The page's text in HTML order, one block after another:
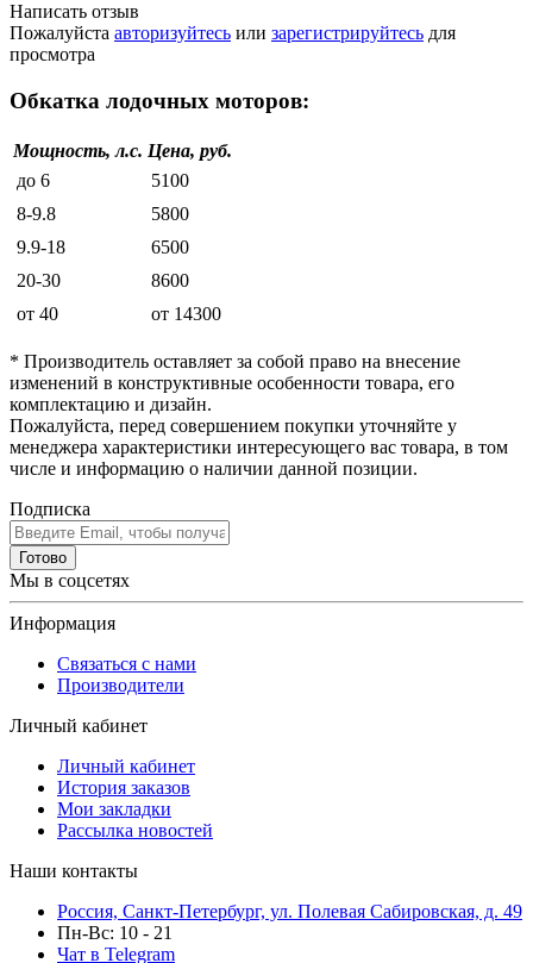
Написать отзыв
Пожалуйста авторизуйтесь или зарегистрируйтесь для
просмотра
Обкатка лодочных моторов:
Мощность, л.с. Цена, руб.
до 6
5100
8-9.8
5800
9.9-18
6500
20-30
8600
от 40
от 14300
* Производитель оставляет за собой право на внесение
изменений в конструктивные особенности товара, его
комплектацию и дизайн.
Пожалуйста, перед совершением покупки уточняйте у
менеджера характеристики интересующего вас товара, в том
числе и информацию о наличии данной позиции.
Подписка
Готово
Мы в соцсетях
Информация
Связаться с нами
Производители
Личный кабинет
Личный кабинет
История заказов
Мои закладки
Рассылка новостей
Наши контакты
Россия, Санкт-Петербург, ул. Полевая Сабировская, д. 49
Пн-Вс: 10 - 21
Чат в Telegram